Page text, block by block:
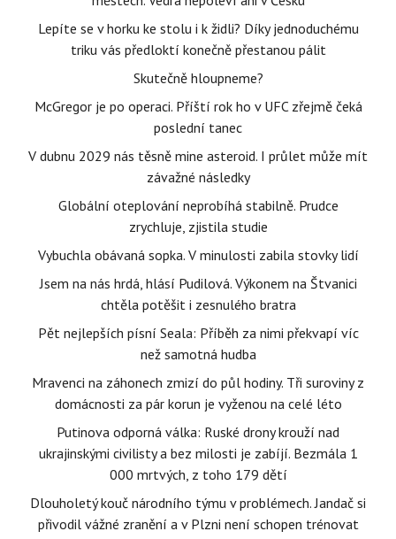
Lepíte se v horku ke stolu i k židli? Díky jednoduchému
triku vás předloktí konečně přestanou pálit
Skutečně hloupneme?
McGregor je po operaci. Příští rok ho v UFC zřejmě čeká
poslední tanec
V dubnu 2029 nás těsně mine asteroid. I průlet může mít
závažné následky
Globální oteplování neprobíhá stabilně. Prudce
zrychluje, zjistila studie
Vybuchla obávaná sopka. V minulosti zabila stovky lidí
Jsem na nás hrdá, hlásí Pudilová. Výkonem na Štvanici
chtěla potěšit i zesnulého bratra
Pět nejlepších písní Seala: Příběh za nimi překvapí víc
než samotná hudba
Mravenci na záhonech zmizí do půl hodiny. Tři suroviny z
domácnosti za pár korun je vyženou na celé léto
Putinova odporná válka: Ruské drony krouží nad
ukrajinskými civilisty a bez milosti je zabíjí. Bezmála 1
000 mrtvých, z toho 179 dětí
Dlouholetý kouč národního týmu v problémech. Jandač si
přivodil vážné zranění a v Plzni není schopen trénovat